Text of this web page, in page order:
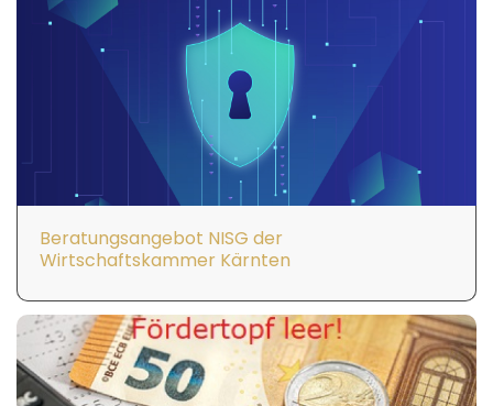
Beratungsangebot NISG der
Wirtschaftskammer Kärnten